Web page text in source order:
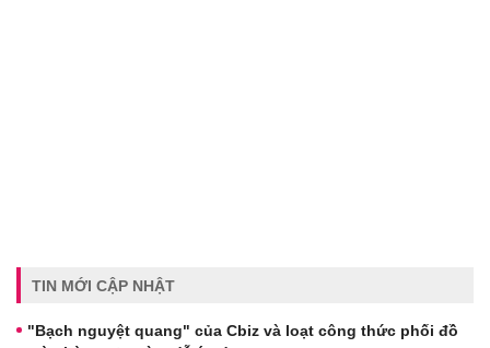
TIN MỚI CẬP NHẬT
"Bạch nguyệt quang" của Cbiz và loạt công thức phối đồ